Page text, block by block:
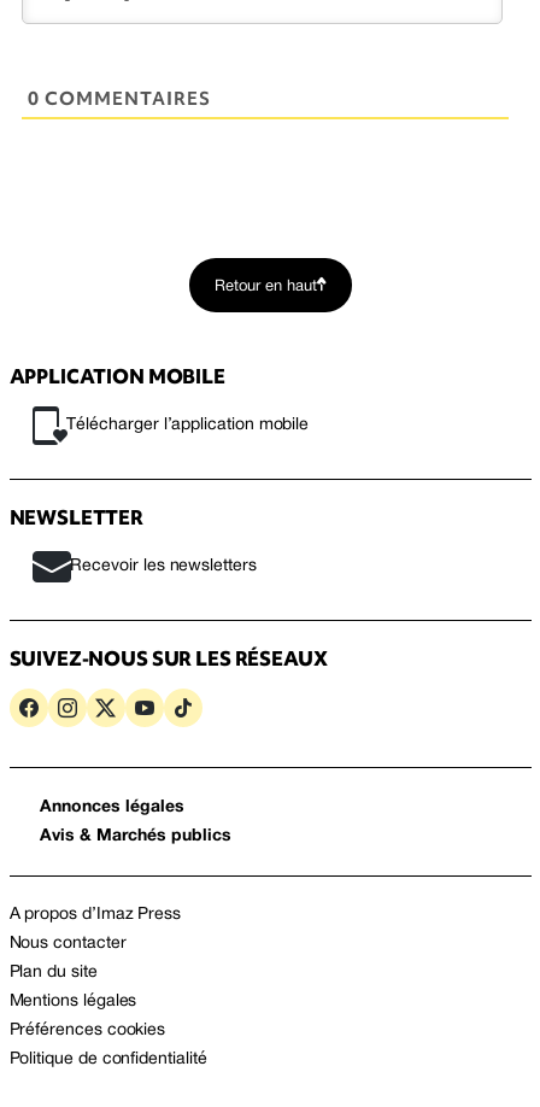
0 COMMENTAIRES
Retour en haut
APPLICATION MOBILE
Télécharger l’application mobile
NEWSLETTER
Recevoir les newsletters
SUIVEZ-NOUS SUR LES RÉSEAUX
Annonces légales
Avis & Marchés publics
A propos d’Imaz Press
Nous contacter
Plan du site
Mentions légales
Préférences cookies
Politique de confidentialité